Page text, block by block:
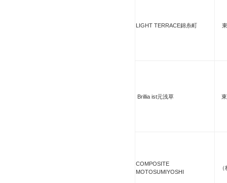
LIGHT TERRACE錦糸町
Brillia ist元浅草
COMPOSITE
MOTOSUMIYOSHI